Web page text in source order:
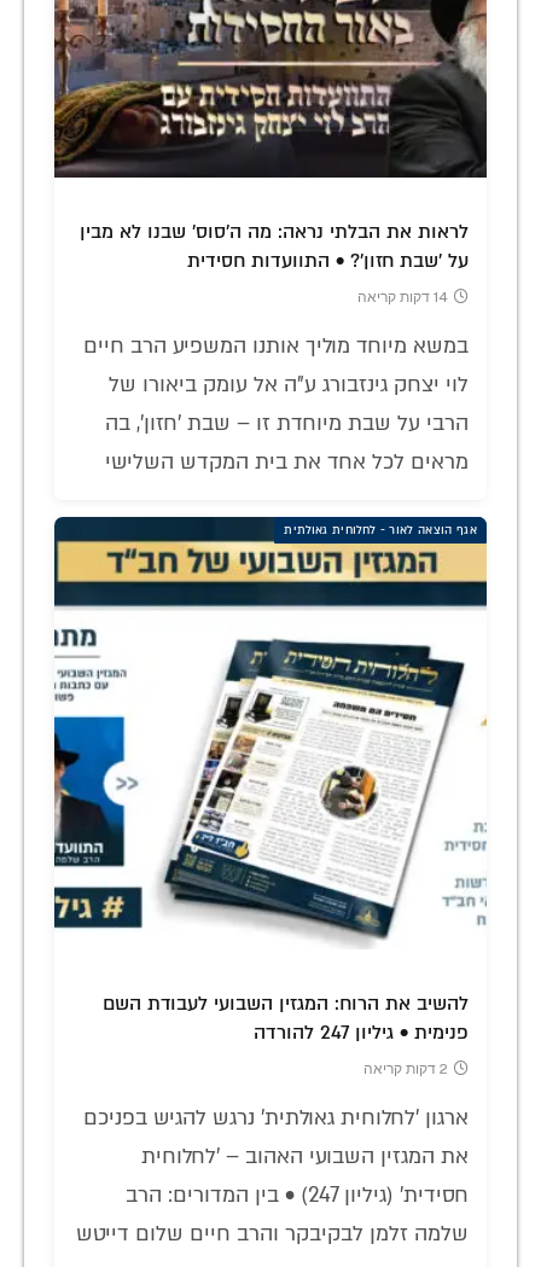
לראות את הבלתי נראה: מה ה'סוס' שבנו לא מבין
על 'שבת חזון'? • התוועדות חסידית
14 דקות קריאה
במשא מיוחד מוליך אותנו המשפיע הרב חיים
לוי יצחק גינזבורג ע"ה אל עומק ביאורו של
הרבי על שבת מיוחדת זו – שבת 'חזון', בה
מראים לכל אחד את בית המקדש השלישי
אגף הוצאה לאור - לחלוחית גאולתית
להשיב את הרוח: המגזין השבועי לעבודת השם
פנימית • גיליון 247 להורדה
2 דקות קריאה
ארגון 'לחלוחית גאולתית' נרגש להגיש בפניכם
את המגזין השבועי האהוב – 'לחלוחית
חסידית' (גיליון 247) • בין המדורים: הרב
שלמה זלמן לבקיבקר והרב חיים שלום דייטש